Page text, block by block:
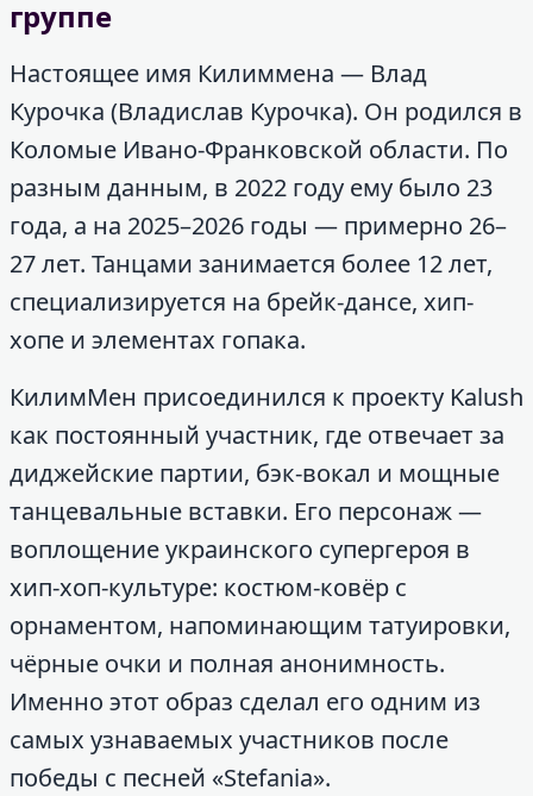
группе
Настоящее имя Килиммена — Влад
Курочка (Владислав Курочка). Он родился в
Коломые Ивано-Франковской области. По
разным данным, в 2022 году ему было 23
года, а на 2025–2026 годы — примерно 26–
27 лет. Танцами занимается более 12 лет,
специализируется на брейк-дансе, хип-
хопе и элементах гопака.
КилимМен присоединился к проекту Kalush
как постоянный участник, где отвечает за
диджейские партии, бэк-вокал и мощные
танцевальные вставки. Его персонаж —
воплощение украинского супергероя в
хип-хоп-культуре: костюм-ковёр с
орнаментом, напоминающим татуировки,
чёрные очки и полная анонимность.
Именно этот образ сделал его одним из
самых узнаваемых участников после
победы с песней «Stefania».